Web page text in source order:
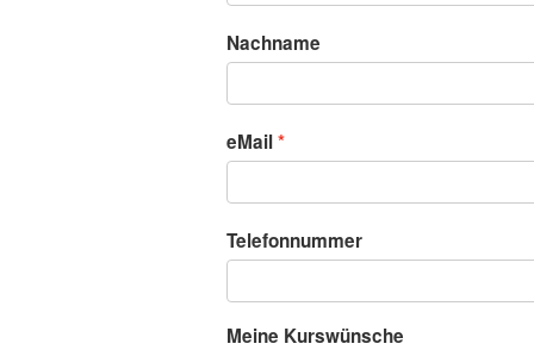
Nachname
eMail
Telefonnummer
Meine Kurswünsche